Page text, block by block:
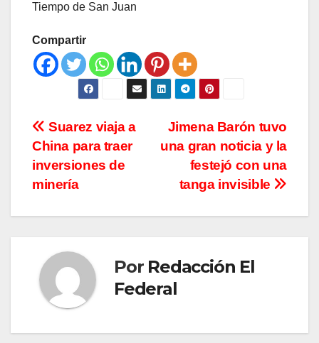
Tiempo de San Juan
Compartir
Navegación
de
entradas
Jimena Barón tuvo
una gran noticia y la
festejó con una
tanga invisible
Suarez viaja a
China para traer
inversiones de
minería
Por Redacción El
Federal